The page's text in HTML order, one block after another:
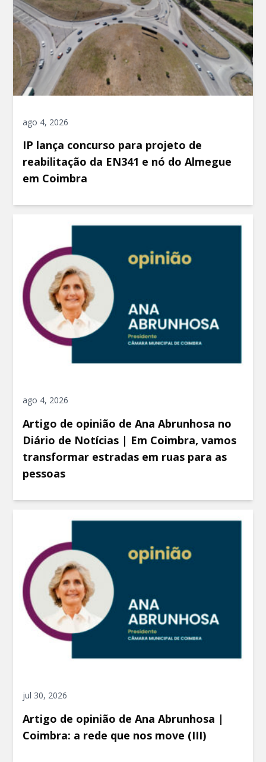
ago 4, 2026
IP lança concurso para projeto de
reabilitação da EN341 e nó do Almegue
em Coimbra
ago 4, 2026
Artigo de opinião de Ana Abrunhosa no
Diário de Notícias | Em Coimbra, vamos
transformar estradas em ruas para as
pessoas
jul 30, 2026
Artigo de opinião de Ana Abrunhosa |
Coimbra: a rede que nos move (III)